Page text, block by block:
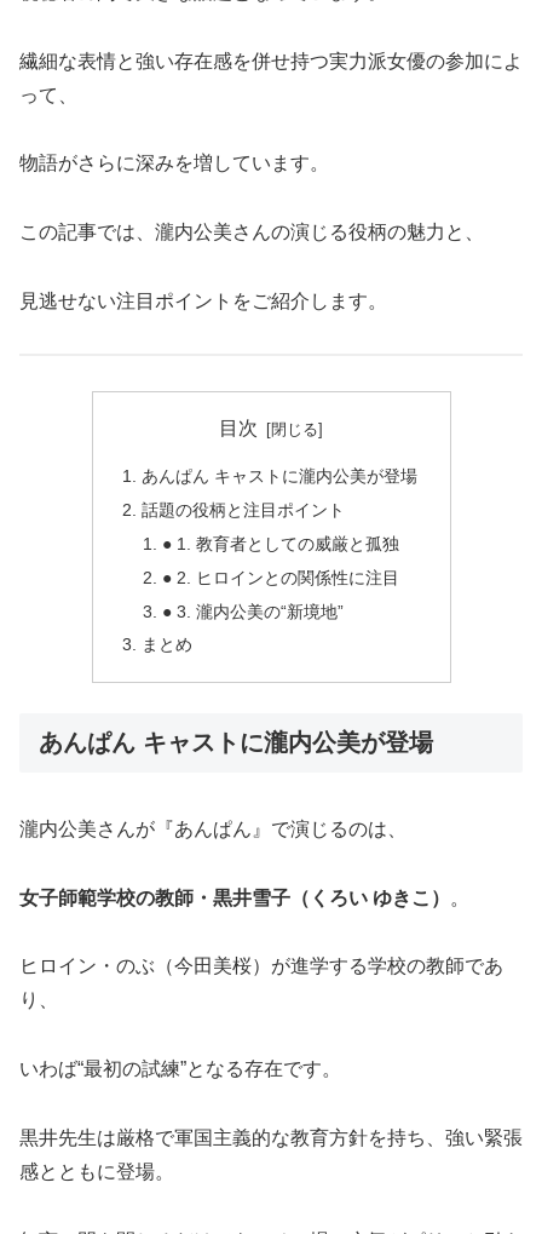
繊細な表情と強い存在感を併せ持つ実力派女優の参加によ
って、
物語がさらに深みを増しています。
この記事では、瀧内公美さんの演じる役柄の魅力と、
見逃せない注目ポイントをご紹介します。
目次
あんぱん キャストに瀧内公美が登場
話題の役柄と注目ポイント
● 1. 教育者としての威厳と孤独
● 2. ヒロインとの関係性に注目
● 3. 瀧内公美の“新境地”
まとめ
あんぱん キャストに瀧内公美が登場
瀧内公美さんが『あんぱん』で演じるのは、
女子師範学校の教師・黒井雪子（くろい ゆきこ） 。
ヒロイン・のぶ（今田美桜）が進学する学校の教師であ
り、
いわば“最初の試練”となる存在です。
黒井先生は厳格で軍国主義的な教育方針を持ち、強い緊張
感とともに登場。